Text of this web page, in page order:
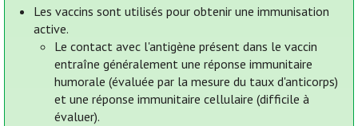
Les vaccins sont utilisés pour obtenir une immunisation
active.
Le contact avec l'antigène présent dans le vaccin
entraîne généralement une réponse immunitaire
humorale (évaluée par la mesure du taux d'anticorps)
et une réponse immunitaire cellulaire (difficile à
évaluer).